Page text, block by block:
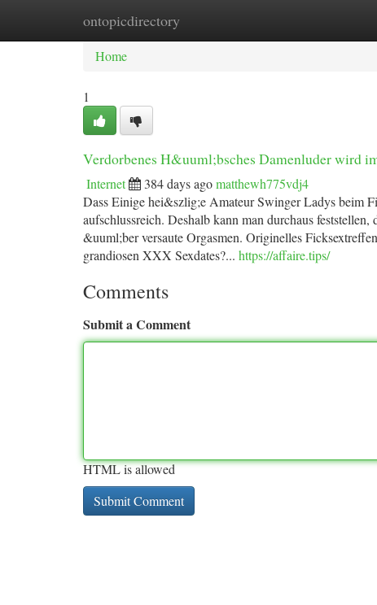
ontopicdirectory
Home New Site Listings
Home
1
Verdorbenes H&uuml;bsches Damenluder wird
Internet 384 days agomatthewh775vdj4
Dass Einige hei&szlig;e Amateur Swinger Ladys beim
aufschlussreich. Deshalb kann man durchaus
&uuml;ber versaute Orgasmen. Originelles
grandiosen XXX Sexdates?... https://affaire.tips/
Comments
Submit a Comment
HTML is allowed